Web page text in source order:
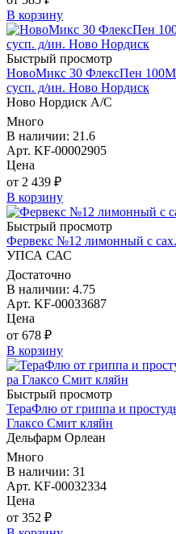
В корзину
Быстрый просмотр
НовоМикс 30 ФлексПен
сусп. д/ин. Ново Нордиск
Ново Нордиск А/С
Много
В наличии: 21.6
Арт. KF-00002905
Цена
от 2 439 ₽
В корзину
Быстрый просмотр
Фервекс №12 лимонный с
УПСА САС
Достаточно
В наличии: 4.75
Арт. KF-00033687
Цена
от 678 ₽
В корзину
Быстрый просмотр
ТераФлю от гриппа и
Глаксо Смит кляйн
Дельфарм Орлеан
Много
В наличии: 31
Арт. KF-00032334
Цена
от 352 ₽